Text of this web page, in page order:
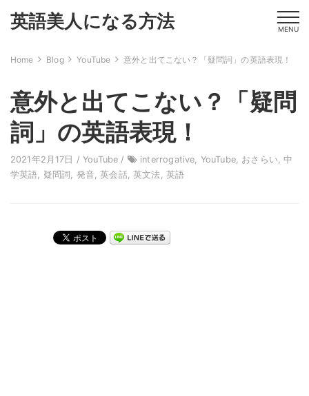
英語美人になる方法 MENU
Home Blog YouTube 意外と出てこない？「疑問詞」の英語表現！
意外と出てこない？「疑問
詞」の英語表現！
2021年2月17日 / YouTube / interrogative YouTube, おさらい ,中
学英語
疑問詞 発音 ,英会話 ,英文法 英語